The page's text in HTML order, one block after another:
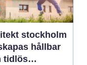
stockholm
hållbar
tidlös